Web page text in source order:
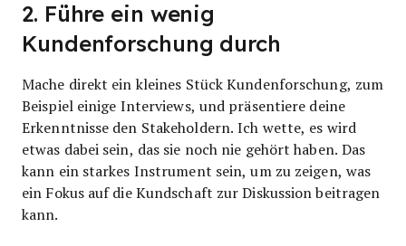
2. Führe ein wenig
Kundenforschung durch
Mache direkt ein kleines Stück Kundenforschung, zum
Beispiel einige Interviews, und präsentiere deine
Erkenntnisse den Stakeholdern. Ich wette, es wird
etwas dabei sein, das sie noch nie gehört haben. Das
kann ein starkes Instrument sein, um zu zeigen, was
ein Fokus auf die Kundschaft zur Diskussion beitragen
kann.